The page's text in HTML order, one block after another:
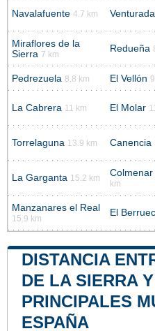
Navalafuente 4.7 km Venturada
Miraflores de la
Sierra 7 km
Redueña
Pedrezuela 8.8 km El Vellón
La Cabrera 11 km El Molar
Torrelaguna 13.9 km Canencia
La Garganta 15.2 km Colmenar
km
Manzanares el Real
15.9 km
El
DISTANCIA
DE LA SIERRA
PRINCIPALES
ESPAÑA